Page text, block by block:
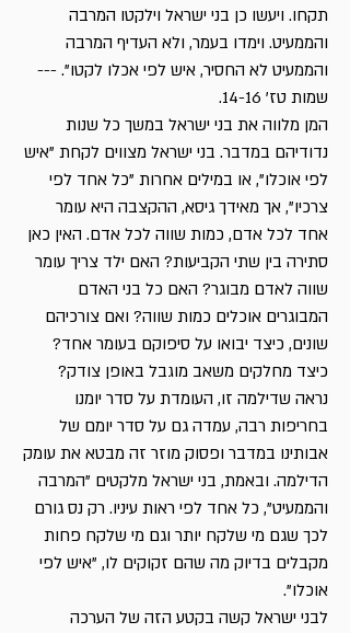
תקחו. ויעשו כן בני ישראל וילקטו המרבה
והממעיט. וימדו בעמר, ולא העדיף המרבה
והממעיט לא החסיר, איש לפי אכלו לקטו". ---
שמות טז' 14-16.
המן מלווה את בני ישראל במשך כל שנות
נדודיהם במדבר. בני ישראל מצווים לקחת "איש
לפי אוכלו", או במילים אחרות "כל אחד לפי
צרכיו", אך מאידך גיסא, ההקצבה היא עומר
אחד לכל אדם, כמות שווה לכל אדם. האין כאן
סתירה בין שתי הקביעות? האם ילד צריך עומר
שווה לאדם מבוגר? האם כל בני האדם
המבוגרים אוכלים כמות שווה? ואם צורכיהם
שונים, כיצד יבואו על סיפוקם בעומר אחד?
כיצד מחלקים משאב מוגבל באופן צודק?
נראה שדילמה זו, העומדת על סדר יומנו
בחריפות רבה, עמדה גם על סדר יומם של
אבותינו במדבר ופסוק מוזר זה מבטא את עומק
הדילמה. ובאמת, בני ישראל מלקטים "המרבה
והממעיט", כל אחד לפי ראות עיניו. רק נס גורם
לכך שגם מי שלקח יותר וגם מי שלקח פחות
מקבלים בדיוק מה שהם זקוקים לו, "איש לפי
אוכלו".
לבני ישראל קשה בקטע הזה של הערכה